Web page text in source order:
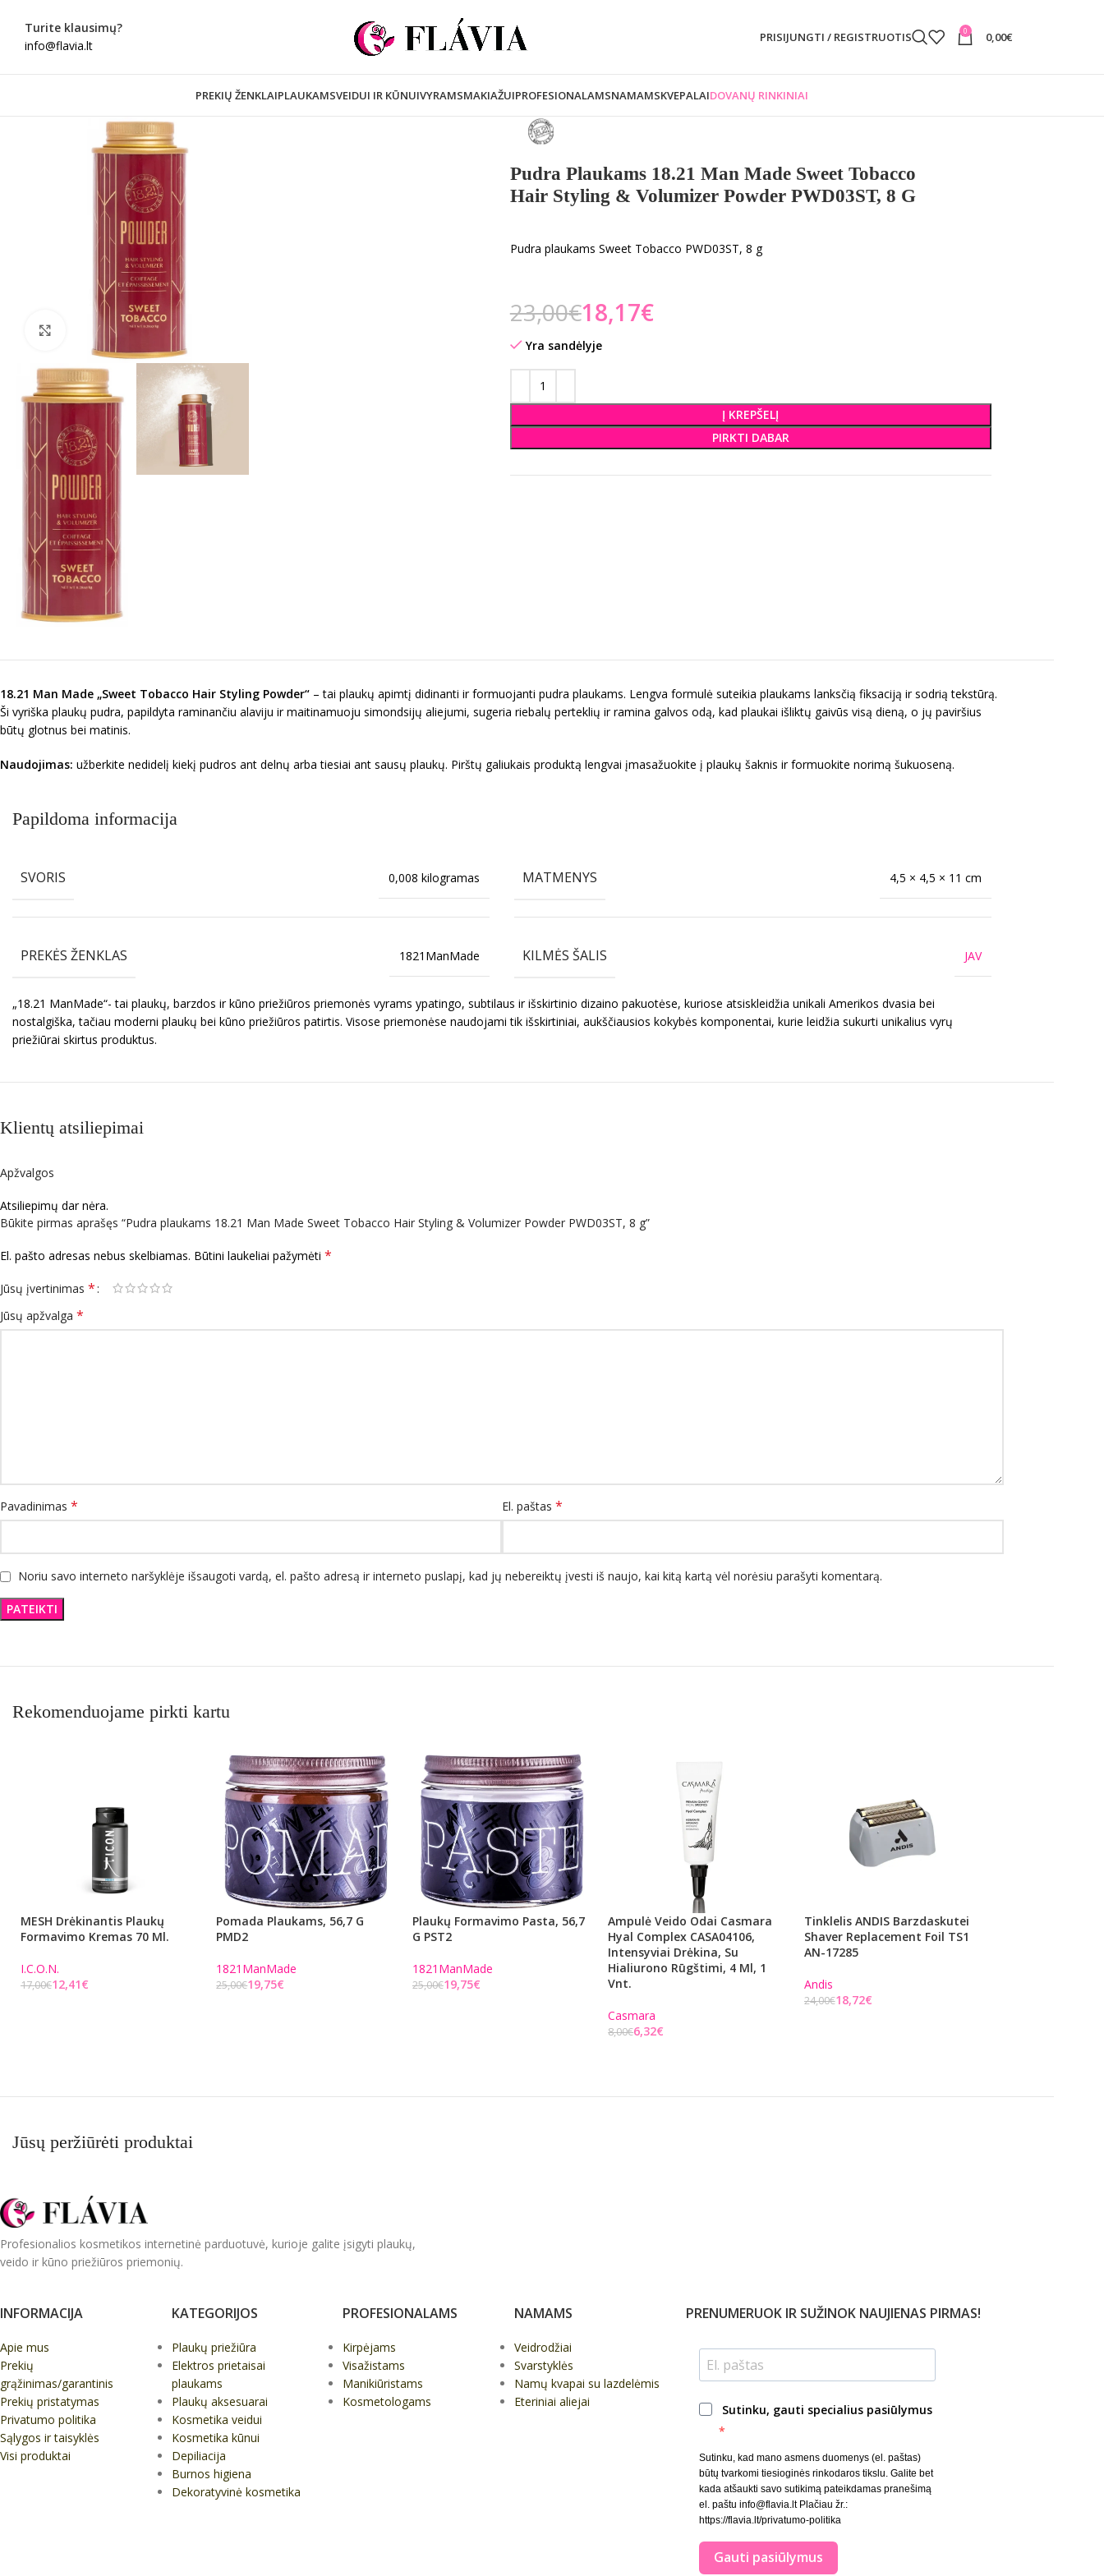
Turite klausimų?
info@flavia.lt
PRISIJUNGTI / REGISTRUOTIS 0 0,00€
PREKIŲ ŽENKLAIPLAUKAMSVEIDUI IR KŪNUIVYRAMSMAKIAŽUIPROFESIONALAMSNAMAMSKVEPALAIDOVANŲ RINKINIAI
Spustelėkite norėdami padidinti
Pudra Plaukams 18.21 Man Made Sweet Tobacco
Hair Styling & Volumizer Powder PWD03ST, 8 G
Pudra plaukams Sweet Tobacco PWD03ST, 8 g
23,00€18,17€
Yra sandėlyje
Į KREPŠELĮ
PIRKTI DABAR
18.21 Man Made „Sweet Tobacco Hair Styling Powder“ – tai plaukų apimtį didinanti ir formuojanti pudra plaukams. Lengva formulė suteikia plaukams lanksčią fiksaciją ir sodrią tekstūrą.
Ši vyriška plaukų pudra, papildyta raminančiu alaviju ir maitinamuoju simondsijų aliejumi, sugeria riebalų perteklių ir ramina galvos odą, kad plaukai išliktų gaivūs visą dieną, o jų paviršius
būtų glotnus bei matinis.
Naudojimas: užberkite nedidelį kiekį pudros ant delnų arba tiesiai ant sausų plaukų. Pirštų galiukais produktą lengvai įmasažuokite į plaukų šaknis ir formuokite norimą šukuoseną.
Papildoma informacija
SVORIS 0,008 kilogramas MATMENYS 4,5 × 4,5 × 11 cm
PREKĖS ŽENKLAS 1821ManMade KILMĖS ŠALIS JAV
„18.21 ManMade“- tai plaukų, barzdos ir kūno priežiūros priemonės vyrams ypatingo, subtilaus ir išskirtinio dizaino pakuotėse, kuriose atsiskleidžia unikali Amerikos dvasia bei
nostalgiška, tačiau moderni plaukų bei kūno priežiūros patirtis. Visose priemonėse naudojami tik išskirtiniai, aukščiausios kokybės komponentai, kurie leidžia sukurti unikalius vyrų
priežiūrai skirtus produktus.
Klientų atsiliepimai
Apžvalgos
Atsiliepimų dar nėra.
Būkite pirmas aprašęs “Pudra plaukams 18.21 Man Made Sweet Tobacco Hair Styling & Volumizer Powder PWD03ST, 8 g”
El. pašto adresas nebus skelbiamas. Būtini laukeliai pažymėti *
Jūsų įvertinimas *
Jūsų apžvalga *
Pavadinimas * El. paštas *
Noriu savo interneto naršyklėje išsaugoti vardą, el. pašto adresą ir interneto puslapį, kad jų nebereiktų įvesti iš naujo, kai kitą kartą vėl norėsiu parašyti komentarą.
Rekomenduojame pirkti kartu
MESH Drėkinantis Plaukų
Formavimo Kremas 70 Ml.
I.C.O.N.
17,00€12,41€
Pomada Plaukams, 56,7 G
PMD2
1821ManMade
25,00€19,75€
Plaukų Formavimo Pasta, 56,7
G PST2
1821ManMade
25,00€19,75€
Ampulė Veido Odai Casmara
Hyal Complex CASA04106,
Intensyviai Drėkina, Su
Hialiurono Rūgštimi, 4 Ml, 1
Vnt.
Casmara
8,00€6,32€
Tinklelis ANDIS Barzdaskutei
Shaver Replacement Foil TS1
AN-17285
Andis
24,00€18,72€
Jūsų peržiūrėti produktai
Profesionalios kosmetikos internetinė parduotuvė, kurioje galite įsigyti plaukų,
veido ir kūno priežiūros priemonių.
INFORMACIJA
Apie mus
Prekių
grąžinimas/garantinis
Prekių pristatymas
Privatumo politika
Sąlygos ir taisyklės
Visi produktai
KATEGORIJOS
Plaukų priežiūra
Elektros prietaisai
plaukams
Plaukų aksesuarai
Kosmetika veidui
Kosmetika kūnui
Depiliacija
Burnos higiena
Dekoratyvinė kosmetika
PROFESIONALAMS
Kirpėjams
Visažistams
Manikiūristams
Kosmetologams
NAMAMS
Veidrodžiai
Svarstyklės
Namų kvapai su lazdelėmis
Eteriniai aliejai
PRENUMERUOK IR SUŽINOK NAUJIENAS PIRMAS!
Sutinku, gauti specialius pasiūlymus
Sutinku, kad mano asmens duomenys (el. paštas)
būtų tvarkomi tiesioginės rinkodaros tikslu. Galite bet
kada atšaukti savo sutikimą pateikdamas pranešimą
el. paštu info@flavia.lt Plačiau žr.:
https://flavia.lt/privatumo-politika
Gauti pasiūlymus